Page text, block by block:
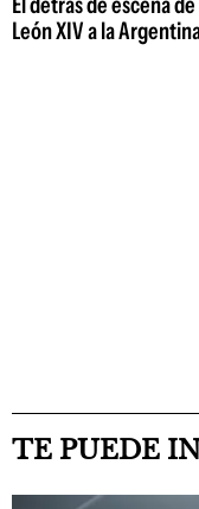
León XIV a la
TE PUEDE